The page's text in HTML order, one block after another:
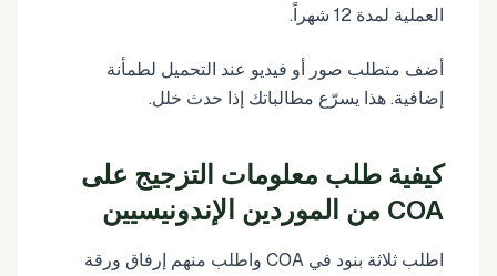
العملية لمدة 12 شهراً.
أضف متطلب صور أو فيديو عند التحميل لطمأنة
إضافية. هذا يسرّع مطالباتك إذا حدث خلل.
كيفية طلب معلومات التزجيج على
COA من الموردين الإندونيسيين
اطلب ثلاثة بنود في COA واطلب منهم إرفاق ورقة